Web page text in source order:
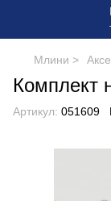
Млини >
Комплект
Артикул: 051609